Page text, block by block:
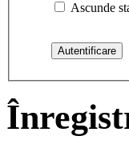
Ascunde